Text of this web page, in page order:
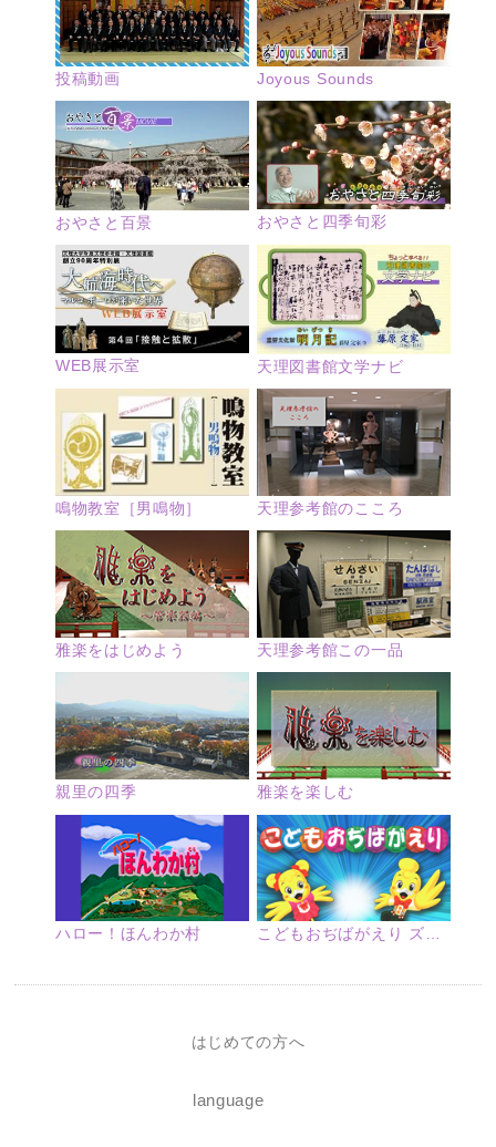
投稿動画 Joyous Sounds
おやさと百景 おやさと四季旬彩
WEB展示室 天理図書館文学ナビ
鳴物教室［男鳴物］ 天理参考館のこころ
雅楽をはじめよう 天理参考館この一品
親里の四季 雅楽を楽しむ
ハロー！ほんわか村 こどもおぢばがえり ズームアップ
はじめての方へ
language